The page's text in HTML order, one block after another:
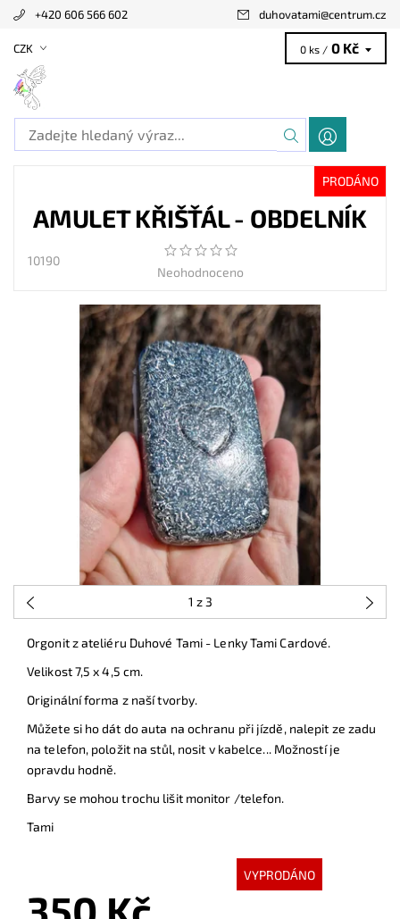
+420 606 566 602 duhovatami@centrum.cz
CZK 0 ks / 0 Kč
PRODÁNO
AMULET KŘIŠŤÁL - OBDELNÍK
10190
Neohodnoceno
1 z 3
Orgonit z ateliéru Duhové Tami - Lenky Tami Cardové.
Velikost 7,5 x 4,5 cm.
Originální forma z naší tvorby.
Můžete si ho dát do auta na ochranu při jízdě, nalepit ze zadu
na telefon, položit na stůl, nosit v kabelce... Možností je
opravdu hodně.
Barvy se mohou trochu lišit monitor /telefon.
Tami
VYPRODÁNO